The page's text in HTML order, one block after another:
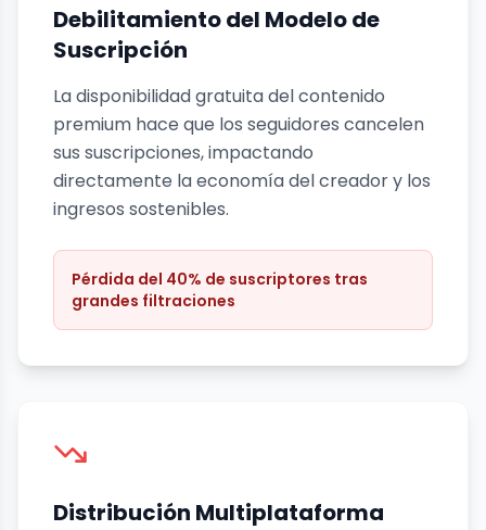
Debilitamiento del Modelo de
Suscripción
La disponibilidad gratuita del contenido
premium hace que los seguidores cancelen
sus suscripciones, impactando
directamente la economía del creador y los
ingresos sostenibles.
Pérdida del 40% de suscriptores tras
grandes filtraciones
Distribución Multiplataforma